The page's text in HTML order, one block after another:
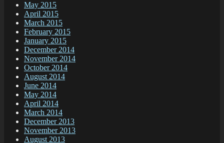
May 2015
April 2015
March 2015
February 2015
January 2015
December 2014
November 2014
October 2014
August 2014
June 2014
May 2014
April 2014
March 2014
December 2013
November 2013
August 2013